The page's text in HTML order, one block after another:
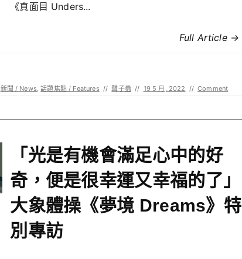
《真面目 Unders...
Full Article →
新聞 / News,話題焦點 / Features // 聲子蟲 // 19 5 月, 2022 // Comment
「光是有機會滿足心中的好
奇，便是很幸運又幸福的了」
大象體操《夢境 Dreams》特
別專訪